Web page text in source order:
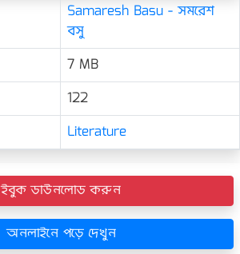
Samaresh Basu - সমরেশ
বসু
7 MB
122
Literature
ইবুক ডাউনলোড করুন
অনলাইনে পড়ে দেখুন